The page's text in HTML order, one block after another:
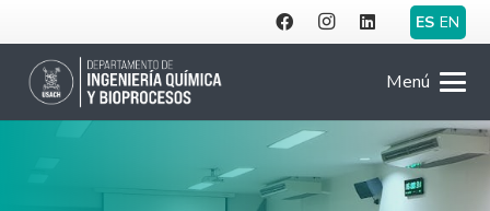
ES EN
Menú